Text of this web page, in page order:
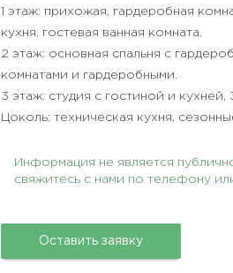
1 этаж: прихожая, гардеробная
кухня, гостевая ванная комната.
2 этаж: основная спальня с
комнатами и гардеробными.
3 этаж: студия с гостиной и
Цоколь: техническая кухня,
Информация не является
свяжитесь с нами по телефону
Оставить заявку